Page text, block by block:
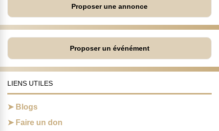
Proposer une annonce
Proposer un événément
LIENS UTILES
Blogs
Faire un don